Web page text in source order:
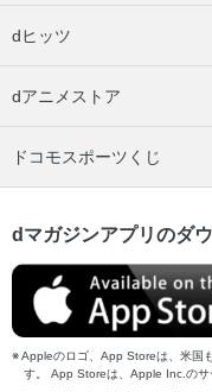
dヒッツ
dアニメストア
ドコモスポーツくじ
dマガジンアプリのダ
Appleのロゴ、App Storeは、米国
す。 App Storeは、Apple Inc.のサ